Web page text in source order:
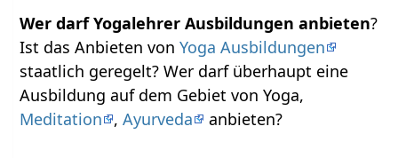
Wer darf Yogalehrer Ausbildungen anbieten?
Ist das Anbieten vonYoga Ausbildungen
staatlich geregelt? Wer darf überhaupt eine
Ausbildung auf dem Gebiet von Yoga,
Meditation
,Ayurveda anbieten?